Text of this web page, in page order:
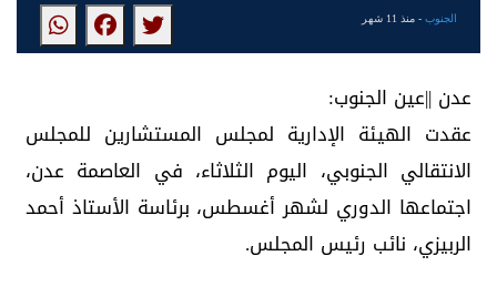
الجنوب- منذ 11 شهر
عدن ||عين الجنوب:
عقدت الهيئة الإدارية لمجلس المستشارين للمجلس
الانتقالي الجنوبي، اليوم الثلاثاء، في العاصمة عدن،
اجتماعها الدوري لشهر أغسطس، برئاسة الأستاذ أحمد
الربيزي، نائب رئيس المجلس.